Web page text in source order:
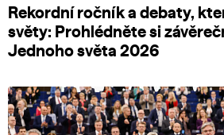
Rekordní ročník a debaty,
světy: Prohlédněte si
Jednoho světa 2026